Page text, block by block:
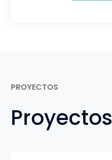
PROYECTOS
Proyectos